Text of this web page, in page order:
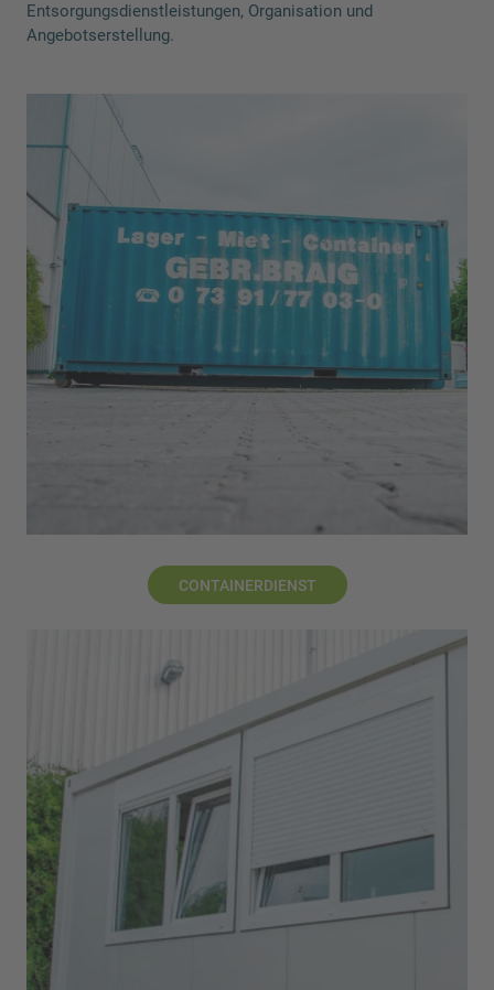
Entsorgungsdienstleistungen, Organisation und
Angebotserstellung.
CONTAINERDIENST